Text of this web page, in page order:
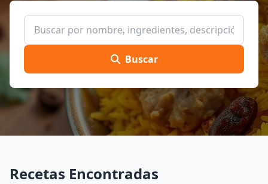
Buscar
Recetas Encontradas